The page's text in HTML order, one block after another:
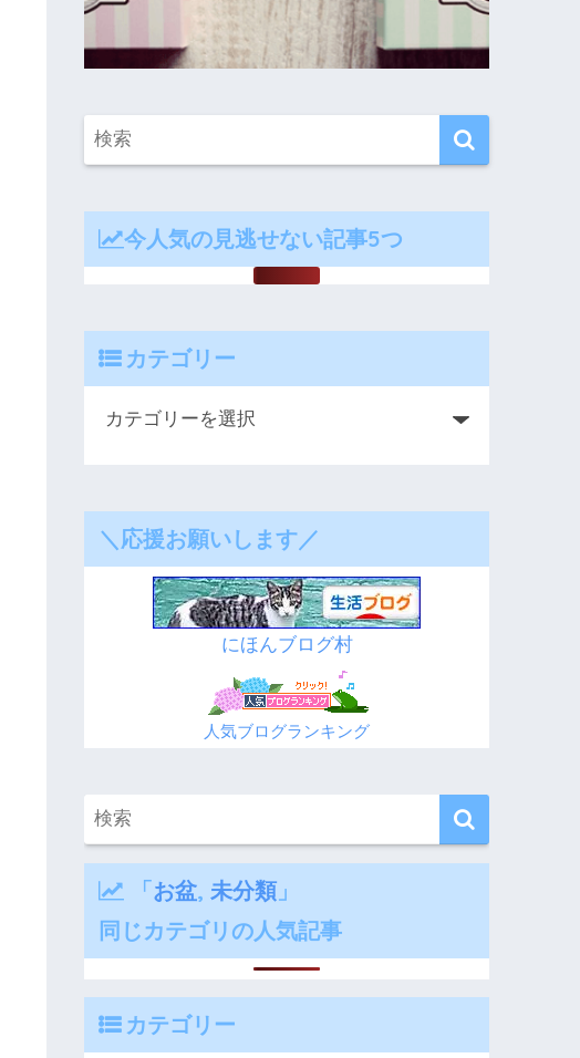
今人気の見逃せない記事5つ
カテゴリー
＼応援お願いします／
にほんブログ村
人気ブログランキング
「お盆, 未分類 」
同じカテゴリの人気記事
カテゴリー